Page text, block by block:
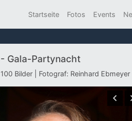
Startseite Fotos Events
Gala-Partynacht
Bilder | Fotograf: Reinhard Ebmeyer